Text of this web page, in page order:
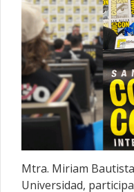
Mtra. Miriam
Universidad,